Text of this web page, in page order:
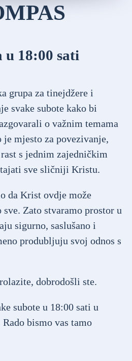
u 18:00 sati
grupa za tinejdžere i
svake subote kako bi
o važnim temama
mjesto za povezivanje,
s jednim zajedničkim
sve sličniji Kristu.
da Krist ovdje može
Zato stvaramo prostor u
sigurno, saslušano i
produbljuju svoj odnos s
dobrodošli ste.
subote u 18:00 sati u
bismo vas tamo